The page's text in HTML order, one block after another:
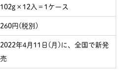
102g×12入＝1ケース
260円(税別)
2022年4月11日(月)に、全国で新発
売